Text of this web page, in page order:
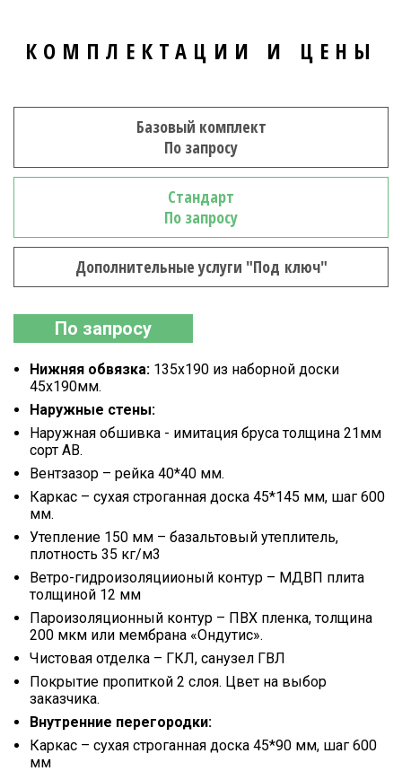
КОМПЛЕКТАЦИИ И ЦЕНЫ
Базовый комплект
По запросу
Стандарт
По запросу
Дополнительные услуги "Под ключ"
По запросу
Нижняя обвязка: 135х190 из наборной доски
45х190мм.
Наружные стены:
Наружная обшивка - имитация бруса толщина 21мм
сорт АВ.
Вентзазор – рейка 40*40 мм.
Каркас – сухая строганная доска 45*145 мм, шаг 600
мм.
Утепление 150 мм – базальтовый утеплитель,
плотность 35 кг/м3
Ветро-гидроизоляциионый контур – МДВП плита
толщиной 12 мм
Пароизоляционный контур – ПВХ пленка, толщина
200 мкм или мембрана «Ондутис».
Чистовая отделка – ГКЛ, санузел ГВЛ
Покрытие пропиткой 2 слоя. Цвет на выбор
заказчика.
Внутренние перегородки:
Каркас – сухая строганная доска 45*90 мм, шаг 600
мм